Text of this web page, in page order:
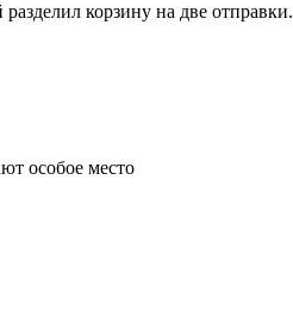
корзину на две отправки.
особое место